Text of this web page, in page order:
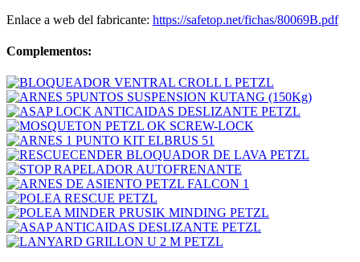
Enlace a web del fabricante: https://safetop.net/fichas/80069B.pdf
Complementos: